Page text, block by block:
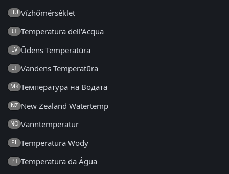
HU Vízhőmérséklet
IT Temperatura dell'Acqua
LV Ūdens Temperatūra
LT Vandens Temperatūra
MK Температура на Водата
NZ New Zealand Watertemp
NO Vanntemperatur
PL Temperatura Wody
PT Temperatura da Água